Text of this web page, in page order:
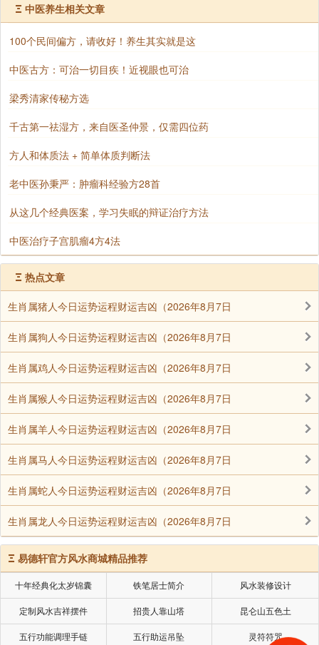
梦到死人了。这是我遇见的见效最快最好的一例。这样
尚无无效的。有的十几年都是这些梦境，也可以迅速改
善。有个别的过后就很感兴趣，开始了解念佛的事。很
多人是一直不信，好了就不念。但念的时候就有效。
【按：赵永山博士是山东中医药大学的老师，在其学
校附属医院从事临床工作多年。】
声明：部分内容来于网络，如有侵权，请联系我们删除！以上内容，并
不代表易德轩观点。
Ξ 中医养生相关文章
100个民间偏方，请收好！养生其实就是这
中医古方：可治一切目疾！近视眼也可治
梁秀清家传秘方选
千古第一祛湿方，来自医圣仲景，仅需四位药
方人和体质法 + 简单体质判断法
老中医孙秉严：肿瘤科经验方28首
从这几个经典医案，学习失眠的辩证治疗方法
中医治疗子宫肌瘤4方4法
Ξ 热点文章
生肖属猪人今日运势运程财运吉凶（2026年8月7日
生肖属狗人今日运势运程财运吉凶（2026年8月7日
生肖属鸡人今日运势运程财运吉凶（2026年8月7日
生肖属猴人今日运势运程财运吉凶（2026年8月7日
生肖属羊人今日运势运程财运吉凶（2026年8月7日
生肖属马人今日运势运程财运吉凶（2026年8月7日
生肖属蛇人今日运势运程财运吉凶（2026年8月7日
生肖属龙人今日运势运程财运吉凶（2026年8月7日
Ξ 易德轩官方风水商城精品推荐
十年经典化太岁锦囊 铁笔居士简介 风水装修设计
定制风水吉祥摆件 招贵人靠山塔 昆仑山五色土
五行功能调理手链 五行助运吊坠 灵符符咒